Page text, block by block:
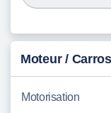
Moteur /
Motorisation